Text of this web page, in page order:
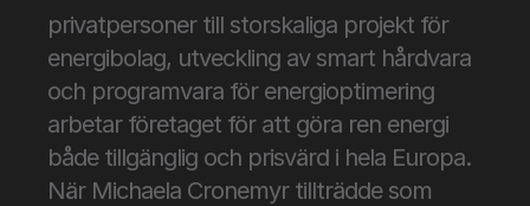
privatpersoner till storskaliga projekt för
energibolag, utveckling av smart hårdvara
och programvara för energioptimering
arbetar företaget för att göra ren energi
både tillgänglig och prisvärd i hela Europa.
När Michaela Cronemyr tillträdde som